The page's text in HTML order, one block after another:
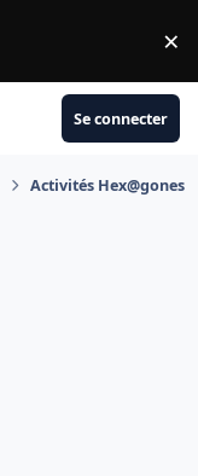
×
Se connecter
Activités Hex@gones